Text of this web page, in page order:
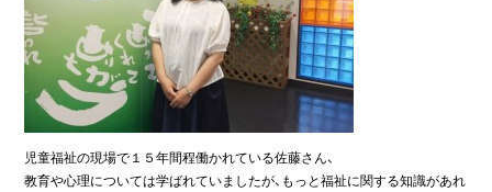
児童福祉の現場で１５年間程働かれている佐藤さん、
教育や心理については学ばれていましたが、もっと福祉に関する知識があれ